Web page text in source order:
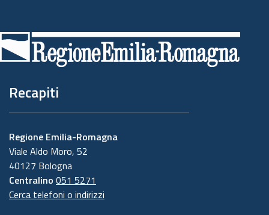
di
pagina
Recapiti
Regione Emilia-Romagna
Viale Aldo Moro, 52
40127 Bologna
Centralino 051 5271
Cerca telefoni o indirizzi